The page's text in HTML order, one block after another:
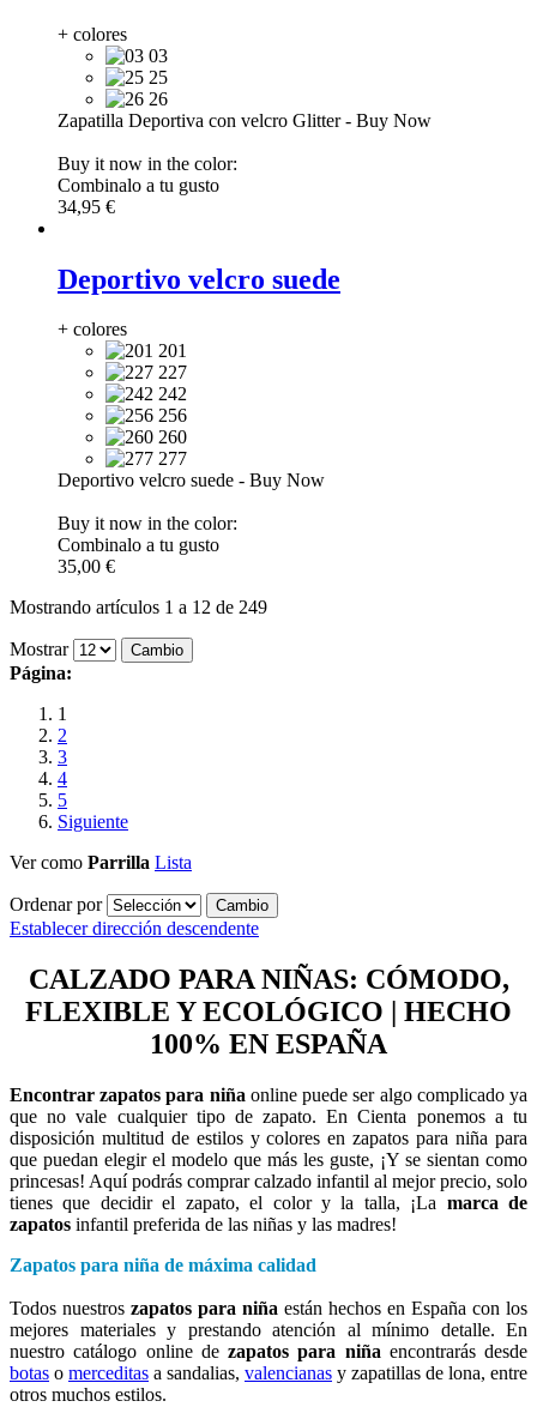
+ colores
03
25
26
Zapatilla Deportiva con velcro Glitter- Buy Now
Buy it now in the color:
Combinalo a tu gusto
34,95 €
Deportivo velcro suede
+ colores
201
227
242
256
260
277
Deportivo velcro suede - Buy Now
Buy it now in the color:
Combinalo a tu gusto
35,00 €
Mostrando artículos 1 a 12 de 249
Mostrar
Página:
1
2
3
4
5
Siguiente
Ver como Parrilla Lista
Ordenar por
Establecer dirección descendente
CALZADO PARA NIÑAS: CÓMODO,
FLEXIBLE Y ECOLÓGICO
| HECHO
100% EN ESPAÑA
Encontrar zapatos para niña online puede ser algo complicado ya
que no vale cualquier tipo de zapato. En Cienta ponemos a tu
disposición multitud de estilos y colores en zapatos para niña para
que puedan elegir el modelo que más les guste, ¡Y se sientan como
princesas! Aquí podrás comprar calzado infantil al mejor precio, solo
tienes que decidir el zapato, el color y la talla, ¡La marca de
zapatos infantil preferida de las niñas y las madres!
Zapatos para niña de máxima calidad
Todos nuestros zapatos para niña están hechos en España con los
mejores materiales y prestando atención al mínimo detalle. En
nuestro catálogo online dezapatos para niña encontrarás desde
botas o merceditas a sandalias, valencianas y zapatillas de lona, entre
otros muchos estilos.